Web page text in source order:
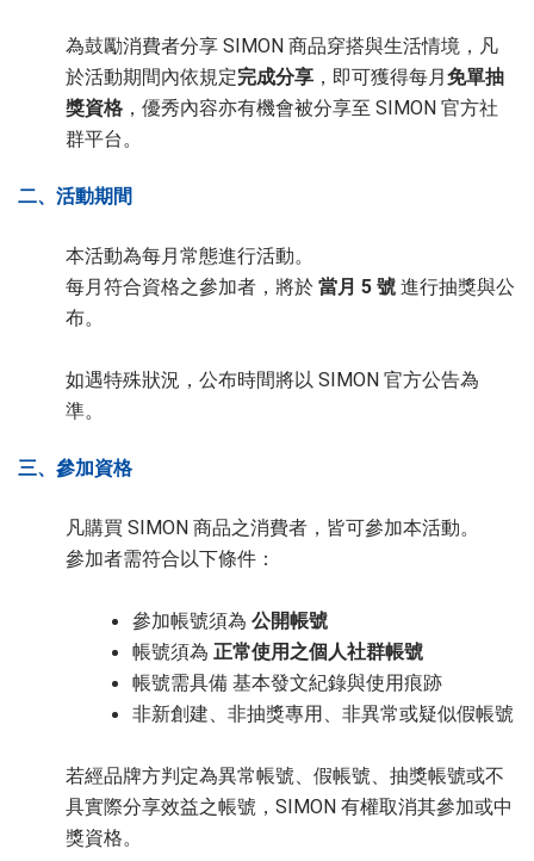
為鼓勵消費者分享 SIMON 商品穿搭與生活情境，凡
於活動期間內依規定完成分享 ，即可獲得每月 免單抽
獎資格 ，優秀內容亦有機會被分享至 SIMON 官方社
群平台。
二、活動期間
本活動為每月常態進行活動。
每月符合資格之參加者，將於 當月 5 號 進行抽獎與公
布。
如遇特殊狀況，公布時間將以 SIMON 官方公告為
準。
三、參加資格
凡購買 SIMON 商品之消費者，皆可參加本活動。
參加者需符合以下條件：
參加帳號須為 公開帳號
帳號須為 正常使用之個人社群帳號
帳號需具備 基本發文紀錄與使用痕跡
非新創建、非抽獎專用、非異常或疑似假帳號
若經品牌方判定為異常帳號、假帳號、抽獎帳號或不
具實際分享效益之帳號，SIMON 有權取消其參加或中
獎資格。